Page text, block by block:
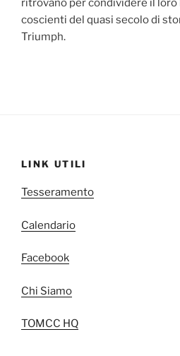
ritrovano per condividere il loro
coscienti del quasi secolo di
Triumph.
LINK UTILI
Tesseramento
Calendario
Facebook
Chi Siamo
TOMCC HQ